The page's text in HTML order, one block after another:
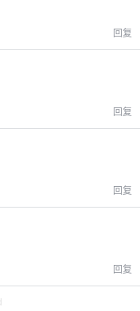
回复
回复
回复
回复